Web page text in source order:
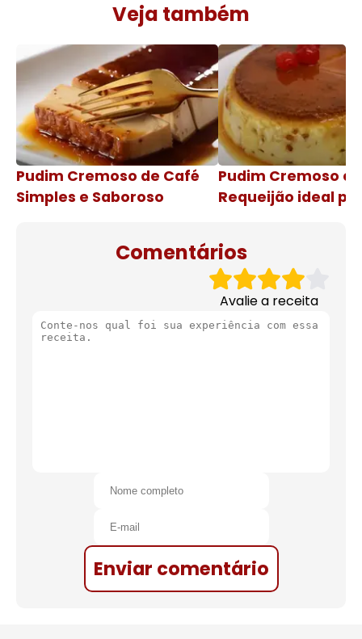
Veja também
Pudim Cremoso de Café
Simples e Saboroso
Pudim Cremoso
Requeijão ideal
Comentários
Avalie a receita
Enviar comentário